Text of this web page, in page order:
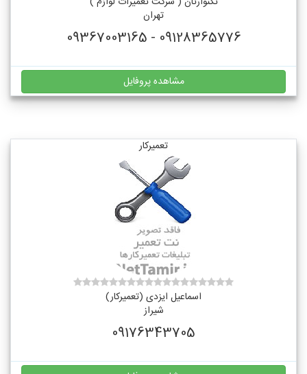
تهران
09128365776 - 09367003165
مشاهده پروفایل
تعمیرکار
اسماعیل ایزدی (تعمیرکار)
شیراز
09176343705